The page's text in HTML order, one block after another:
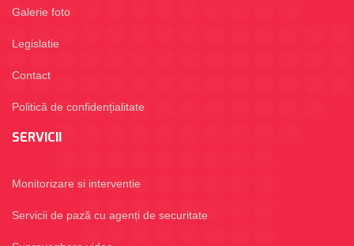
Galerie foto
Legislatie
Contact
Politică de confidențialitate
SERVICII
Monitorizare si interventie
Servicii de pază cu agenți de securitate